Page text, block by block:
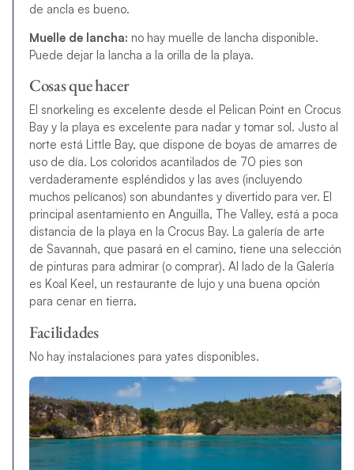
de ancla es bueno.
Muelle de lancha: no hay muelle de lancha disponible.
Puede dejar la lancha a la orilla de la playa.
Cosas que hacer
El snorkeling es excelente desde el Pelican Point en Crocus
Bay y la playa es excelente para nadar y tomar sol. Justo al
norte está Little Bay, que dispone de boyas de amarres de
uso de día. Los coloridos acantilados de 70 pies son
verdaderamente espléndidos y las aves (incluyendo
muchos pelícanos) son abundantes y divertido para ver. El
principal asentamiento en Anguilla, The Valley, está a poca
distancia de la playa en la Crocus Bay. La galería de arte
de Savannah, que pasará en el camino, tiene una selección
de pinturas para admirar (o comprar). Al lado de la Galería
es Koal Keel, un restaurante de lujo y una buena opción
para cenar en tierra.
Facilidades
No hay instalaciones para yates disponibles.